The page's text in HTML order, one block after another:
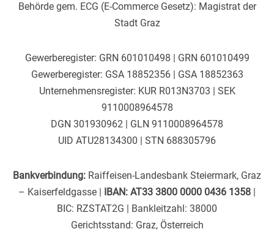
Behörde gem. ECG (E-Commerce Gesetz): Magistrat der
Stadt Graz
Gewerberegister: GRN 601010498 | GRN 601010499
Gewerberegister: GSA 18852356 | GSA 18852363
Unternehmensregister: KUR R013N3703 | SEK
9110008964578
DGN 301930962 | GLN 9110008964578
UID ATU28134300 | STN 688305796
Bankverbindung: Raiffeisen-Landesbank Steiermark, Graz
– Kaiserfeldgasse | IBAN: AT33 3800 0000 0436 1358 |
BIC: RZSTAT2G | Bankleitzahl: 38000
Gerichtsstand: Graz, Österreich